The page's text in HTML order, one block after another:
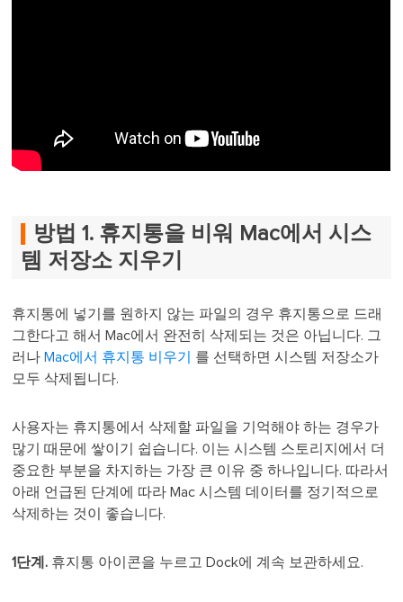
방법 1. 휴지통을 비워 Mac에서 시스
템 저장소 지우기
휴지통에 넣기를 원하지 않는 파일의 경우 휴지통으로 드래
그한다고 해서 Mac에서 완전히 삭제되는 것은 아닙니다. 그
러나 Mac에서 휴지통 비우기
를 선택하면 시스템 저장소가
모두 삭제됩니다.
사용자는 휴지통에서 삭제할 파일을 기억해야 하는 경우가
많기 때문에 쌓이기 쉽습니다. 이는 시스템 스토리지에서 더
중요한 부분을 차지하는 가장 큰 이유 중 하나입니다. 따라서
아래 언급된 단계에 따라 Mac 시스템 데이터를 정기적으로
삭제하는 것이 좋습니다.
1단계. 휴지통 아이콘을 누르고 Dock에 계속 보관하세요.